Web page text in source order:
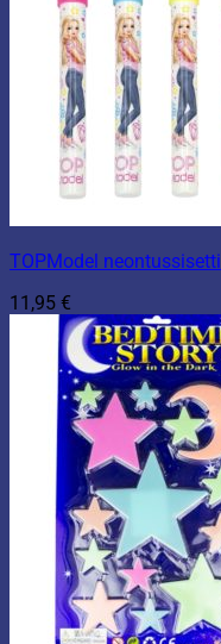
TOPModel neontussisetti
11,95 €